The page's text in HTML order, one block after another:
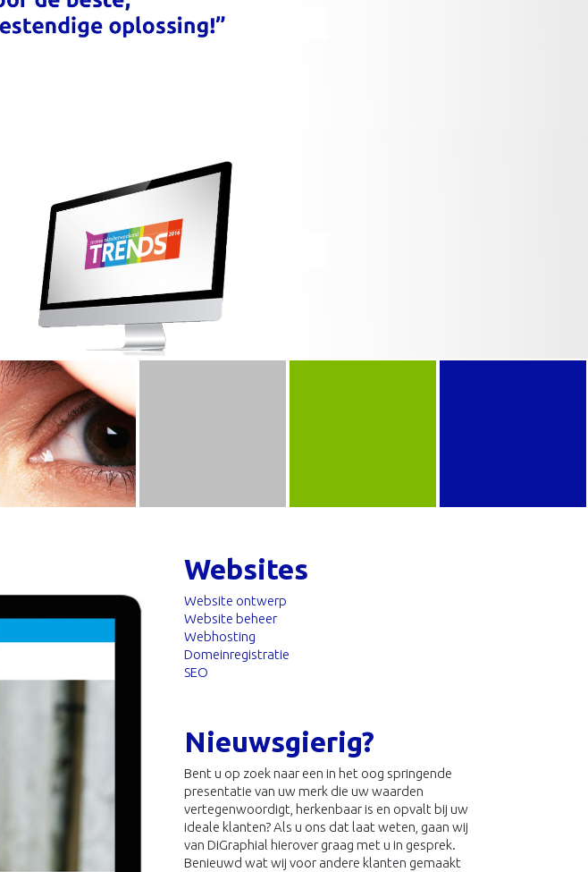
Websites
Website ontwerp
Website beheer
Webhosting
Domeinregistratie
SEO
Nieuwsgierig?
Bent u op zoek naar een in het oog springende
presentatie van uw merk die uw waarden
vertegenwoordigt, herkenbaar is en opvalt bij uw
ideale klanten? Als u ons dat laat weten, gaan wij
van DiGraphial hierover graag met u in gesprek.
Benieuwd wat wij voor andere klanten gemaakt